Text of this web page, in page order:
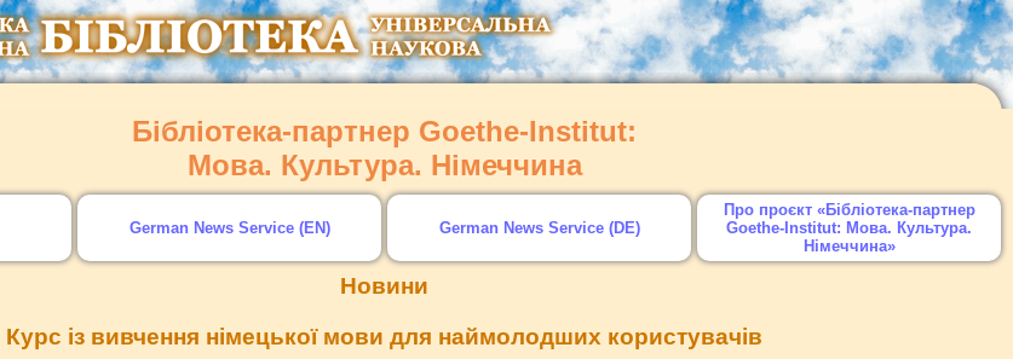
Бібліотека-партнер Goethe-Institut:
Мова. Культура. Німеччина
German News Service (EN) German News Service (DE)
Про проєкт «Бібліотека-партнер
Goethe-Institut: Мова. Культура.
Німеччина»
Новини
Курс із вивчення німецької мови для наймолодших користувачів